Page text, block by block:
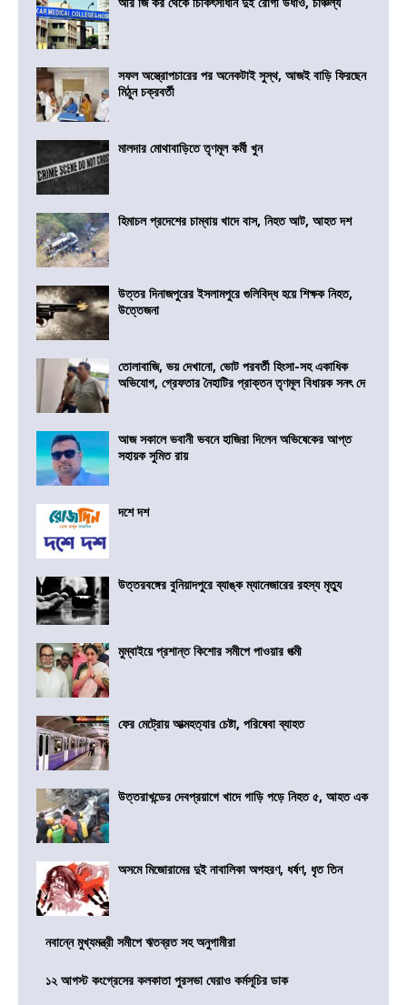
সফল অস্ত্রোপচারের পর অনেকটাই সুস্থ, আজই বাড়ি ফিরছেন
মিঠুন চক্রবর্তী
মালদার মোথাবাড়িতে তৃণমূল কর্মী খুন
হিমাচল প্রদেশের চাম্বায় খাদে বাস, নিহত আট, আহত দশ
উত্তর দিনাজপুরের ইসলামপুরে গুলিবিদ্ধ হয়ে শিক্ষক নিহত,
উত্তেজনা
তোলাবাজি, ভয় দেখানো, ভোট পরবর্তী হিংসা-সহ একাধিক
অভিযোগ, গ্রেফতার নৈহাটির প্রাক্তন তৃণমূল বিধায়ক সনৎ দে
আজ সকালে ভবানী ভবনে হাজিরা দিলেন অভিষেকের আপ্ত
সহায়ক সুমিত রায়
দশে দশ
উত্তরবঙ্গের বুনিয়াদপুরে ব্যাঙ্ক ম্যানেজারের রহস্য মৃত্যু
মুম্বাইয়ে প্রশান্ত কিশোর সমীপে পাওয়ার পত্মী
ফের মেট্রোয় আত্মহত্যার চেষ্টা, পরিষেবা ব্যাহত
উত্তরাখন্ডের দেবপ্রয়াগে খাদে গাড়ি পড়ে নিহত ৫, আহত এক
অসমে মিজোরামের দুই নাবালিকা অপহরণ, ধর্ষণ, ধৃত তিন
নবান্নে মুখ্যমন্ত্রী সমীপে ঋতব্রত সহ অনুগামীরা
১২ আগস্ট কংগ্রেসের কলকাতা পুরসভা ঘেরাও কর্মসূচির ডাক